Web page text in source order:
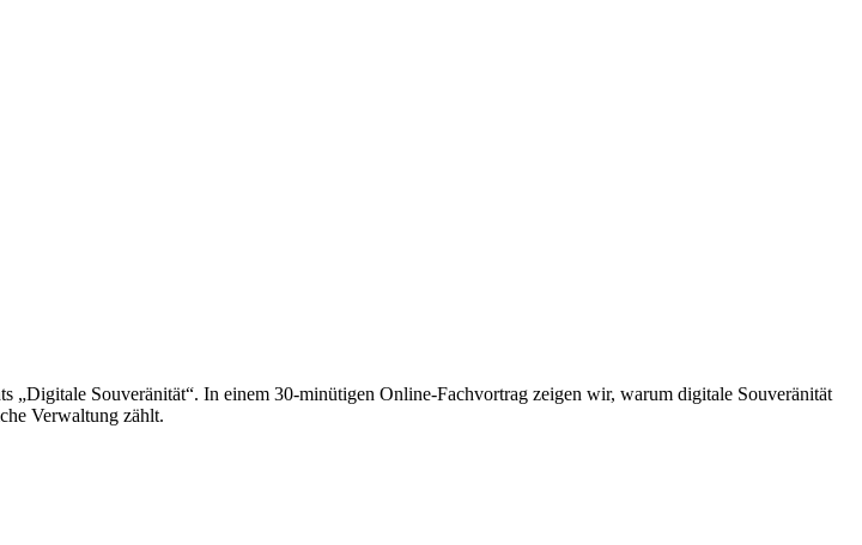
„Digitale Souveränität“. In einem 30-minütigen Online-Fachvortrag zeigen wir, warum digitale Souveränität
Verwaltung zählt.